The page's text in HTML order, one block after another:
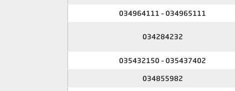
034965111 – 034964111
034284232
035437402 – 035432150
034855982